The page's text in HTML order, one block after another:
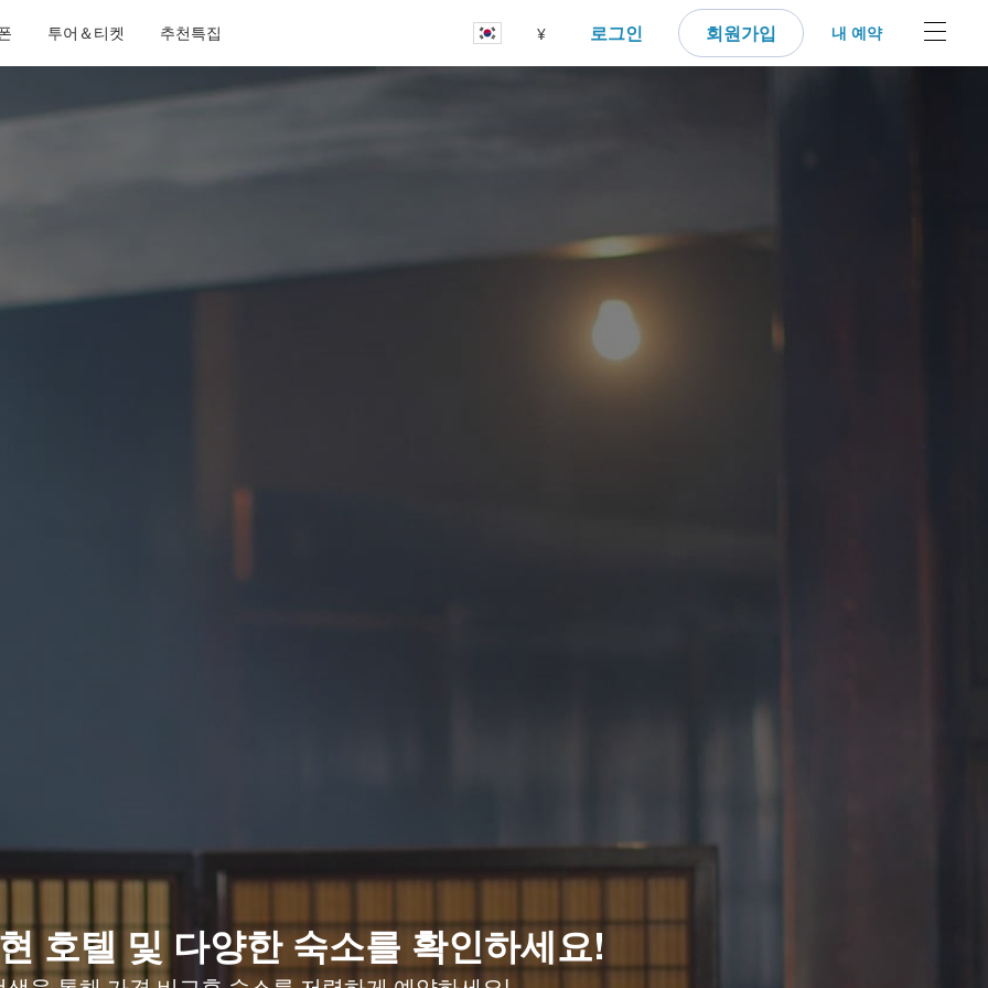
투어＆티켓 추천특집 ¥ 로그인 회원가입 내 예약
호텔 및 다양한 숙소를 확인하세요!